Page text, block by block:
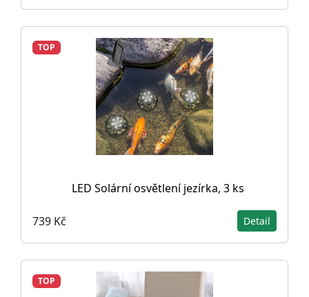
TOP
LED Solární osvětlení jezírka, 3 ks
739 Kč Detail
TOP